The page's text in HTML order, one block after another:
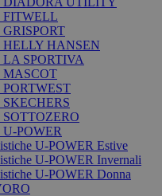
FITWELL
GRISPORT
HELLY HANSEN
LA SPORTIVA
MASCOT
PORTWEST
SKECHERS
SOTTOZERO
U-POWER
U-POWER Estive
U-POWER Invernali
U-POWER Donna